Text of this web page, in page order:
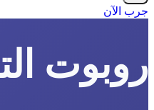
جرب الآن
روبوت